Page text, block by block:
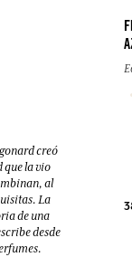
creó
que la vio
al
La
de una
desde